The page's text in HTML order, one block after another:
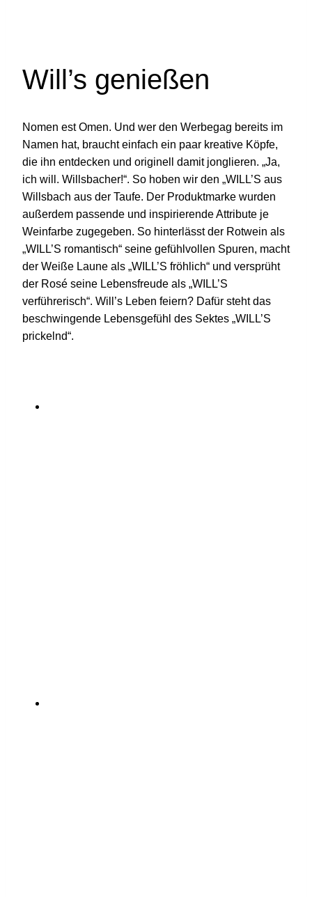
Will’s genießen
Nomen est Omen. Und wer den Werbegag bereits im
Namen hat, braucht einfach ein paar kreative Köpfe,
die ihn entdecken und originell damit jonglieren. „Ja,
ich will. Willsbacher!“. So hoben wir den „WILL’S aus
Willsbach aus der Taufe. Der Produktmarke wurden
außerdem passende und inspirierende Attribute je
Weinfarbe zugegeben. So hinterlässt der Rotwein als
„WILL’S romantisch“ seine gefühlvollen Spuren, macht
der Weiße Laune als „WILL’S fröhlich“ und versprüht
der Rosé seine Lebensfreude als „WILL’S
verführerisch“. Will’s Leben feiern? Dafür steht das
beschwingende Lebensgefühl des Sektes „WILL’S
prickelnd“.